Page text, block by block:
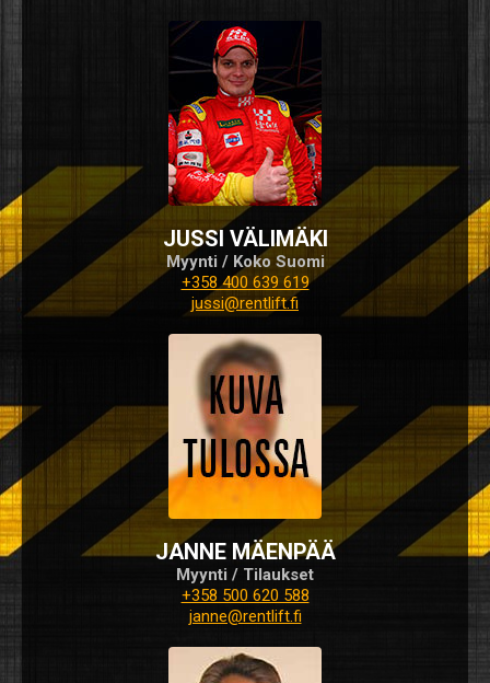
JUSSI VÄLIMÄKI
Myynti / Koko Suomi
+358 400 639 619
jussi@rentlift.fi
JANNE MÄENPÄÄ
Myynti / Tilaukset
+358 500 620 588
janne@rentlift.fi